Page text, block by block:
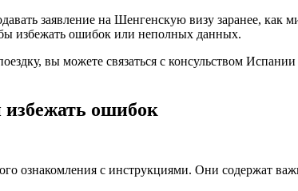
заявление на Шенгенскую визу заранее,
избежать ошибок или неполных данных.
вы можете связаться с консульством
избежать ошибок
ознакомления с инструкциями. Они содержат